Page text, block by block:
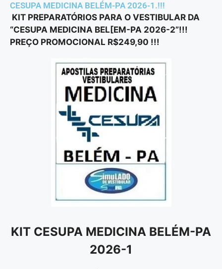
CESUPA MEDICINA BELÉM-PA 2026-1.!!!
KIT PREPARATÓRIOS PARA O VESTIBULAR DA
“CESUPA MEDICINA BEL[EM-PA 2026-2”!!!
PREÇO PROMOCIONAL R$249,90 !!!
KIT CESUPA MEDICINA BELÉM-PA
2026-1